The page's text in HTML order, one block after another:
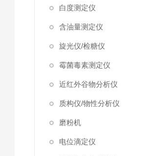
白度测定仪
含油量测定仪
旋光仪/检糖仪
霉菌毒素测定仪
近红外谷物分析仪
质构仪/物性分析仪
磨粉机
电位滴定仪